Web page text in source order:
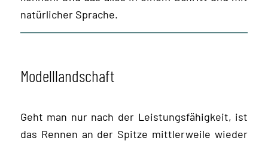
natürlicher Sprache.
Modelllandschaft
Geht man nur nach der Leistungsfähigkeit, ist
das Rennen an der Spitze mittlerweile wieder